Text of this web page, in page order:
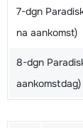
7-dgn
na aankomst)
8-dgn
aankomstdag)